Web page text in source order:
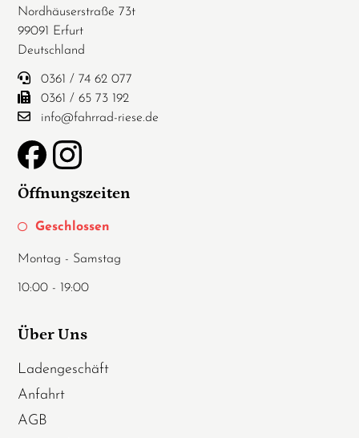
Nordhäuserstraße 73t
99091 Erfurt
Deutschland
0361 / 74 62 077
0361 / 65 73 192
info@fahrrad-riese.de
Öffnungszeiten
Geschlossen
Montag - Samstag
10:00 - 19:00
Über Uns
Ladengeschäft
Anfahrt
AGB